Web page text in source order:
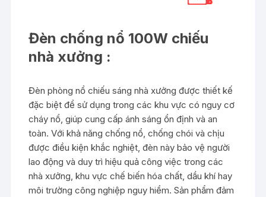
Đèn chống nổ 100W chiếu
nhà xưởng :
Đèn phòng nổ chiếu sáng nhà xưởng được thiết kế
đặc biệt để sử dụng trong các khu vực có nguy cơ
cháy nổ, giúp cung cấp ánh sáng ổn định và an
toàn. Với khả năng chống nổ, chống chói và chịu
được điều kiện khắc nghiệt, đèn này bảo vệ người
lao động và duy trì hiệu quả công việc trong các
nhà xưởng, khu vực chế biến hóa chất, dầu khí hay
môi trường công nghiệp nguy hiểm. Sản phẩm đảm